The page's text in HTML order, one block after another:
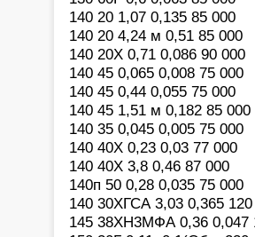
140 20 1,07 0,135 85 000
140 20 4,24 м 0,51 85 000
140 20Х 0,71 0,086 90 000
140 45 0,065 0,008 75 000
140 45 0,44 0,055 75 000
140 45 1,51 м 0,182 85 000
140 35 0,045 0,005 75 000
140 40Х 0,23 0,03 77 000
140 40Х 3,8 0,46 87 000
140п 50 0,28 0,035 75 000
140 30ХГСА 3,03 0,365
145 38ХН3МФА 0,36 0,047